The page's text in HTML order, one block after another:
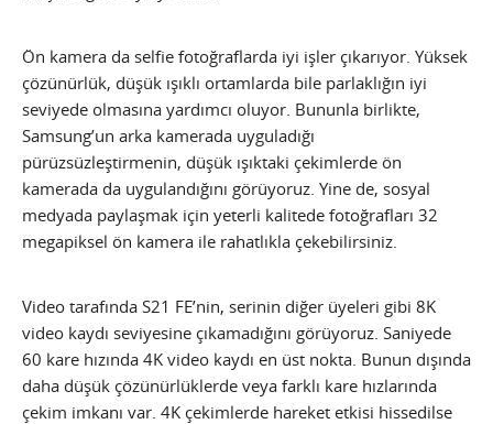
Ön kamera da selfie fotoğraflarda iyi işler çıkarıyor. Yüksek
çözünürlük, düşük ışıklı ortamlarda bile parlaklığın iyi
seviyede olmasına yardımcı oluyor. Bununla birlikte,
Samsung’un arka kamerada uyguladığı
pürüzsüzleştirmenin, düşük ışıktaki çekimlerde ön
kamerada da uygulandığını görüyoruz. Yine de, sosyal
medyada paylaşmak için yeterli kalitede fotoğrafları 32
megapiksel ön kamera ile rahatlıkla çekebilirsiniz.
Video tarafında S21 FE’nin, serinin diğer üyeleri gibi 8K
video kaydı seviyesine çıkamadığını görüyoruz. Saniyede
60 kare hızında 4K video kaydı en üst nokta. Bunun dışında
daha düşük çözünürlüklerde veya farklı kare hızlarında
çekim imkanı var. 4K çekimlerde hareket etkisi hissedilse